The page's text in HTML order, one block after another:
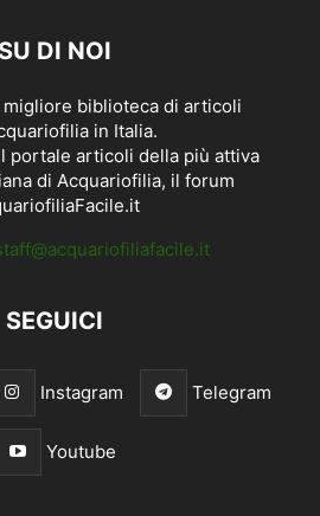
SU DI NOI
biblioteca di articoli
in Italia.
portale articoli della più attiva
di Acquariofilia, il forum
SEGUICI
Instagram Telegram
Youtube